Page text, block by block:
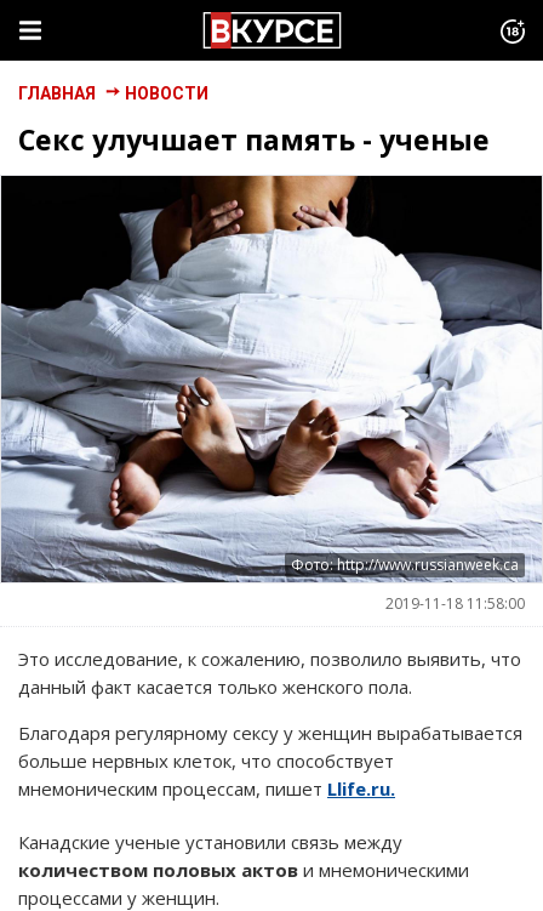
ГЛАВНАЯ НОВОСТИ
Секс улучшает память - ученые
Фото: http://www.russianweek.ca
2019-11-18 11:58:00
Это исследование, к сожалению, позволило выявить, что
данный факт касается только женского пола.
Благодаря регулярному сексу у женщин вырабатывается
больше нервных клеток, что способствует
мнемоническим процессам, пишет Llife.ru.
Канадские ученые установили связь между
количеством половых актов и мнемоническими
процессами у женщин.